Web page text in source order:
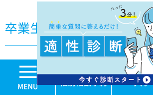
学校
卒業生 後藤 まい さん